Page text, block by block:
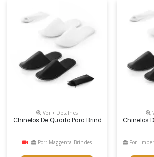
Ver + Detalhes
Chinelos De Quarto Para Brindes
Por: Maggenta Brindes
Chinelos
Por: